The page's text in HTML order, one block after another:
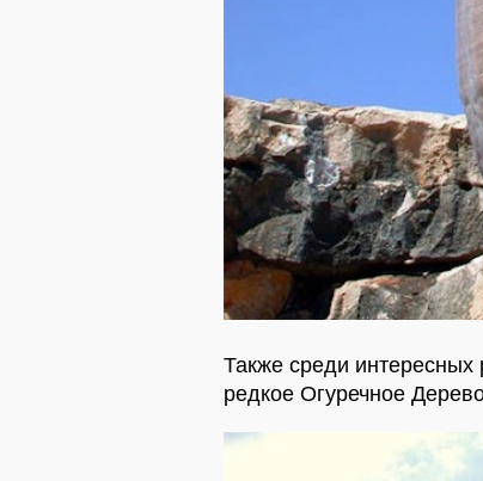
Также среди
редкое Огуречное